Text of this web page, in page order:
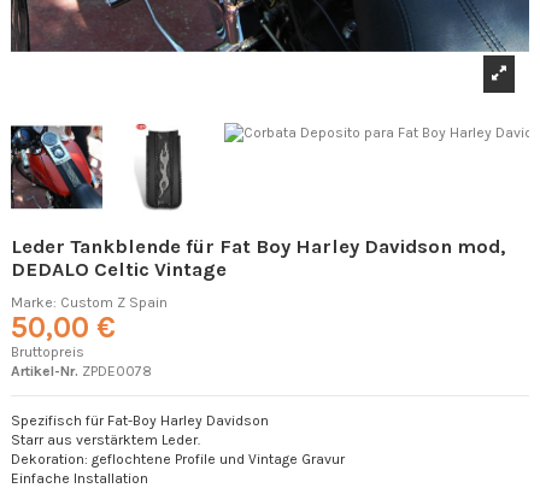
Leder Tankblende für Fat Boy Harley Davidson mod,
DEDALO Celtic Vintage
Marke: Custom Z Spain
50,00 €
Bruttopreis
Artikel-Nr. ZPDE0078
Spezifisch für Fat-Boy Harley Davidson
Starr aus verstärktem Leder.
Dekoration: geflochtene Profile und Vintage Gravur
Einfache Installation